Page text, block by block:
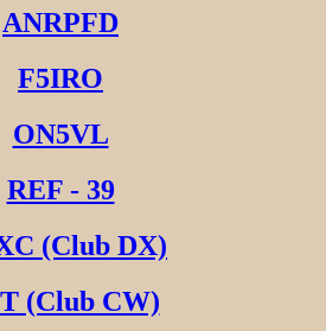
ANRPFD
F5IRO
ON5VL
REF - 39
(Club DX)
(Club CW)